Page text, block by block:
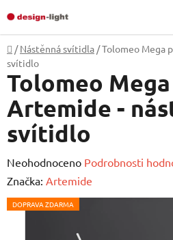
na
obsah
Domů
/ Nástěnná svítidla /Tolomeo Mega
svítidlo
Tolomeo
Artemide -
svítidlo
Průměrné
hodnocení
produktu
Neohodnoceno Podrobnosti
Značka: Artemide
DOPRAVA ZDARMA